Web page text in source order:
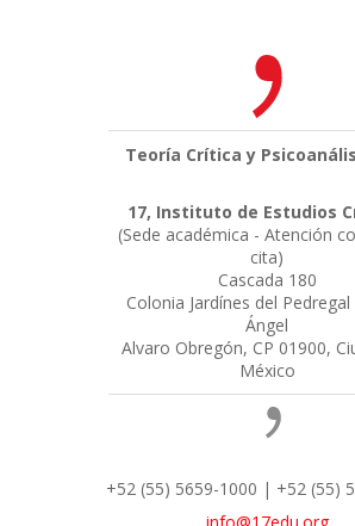
Teoría Crítica y
17, Instituto de Estudios
(Sede académica - Atención
cita)
Cascada 180
Colonia Jardínes del Pedregal
Ángel
Alvaro Obregón, CP 01900,
México
+52 (55) 5659-1000 | +52 (55)